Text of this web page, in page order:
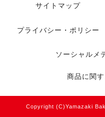
サイトマップ
プライバシー・ポリシー
ソーシャルメ
商品に関
Copyright (C)Yamazaki